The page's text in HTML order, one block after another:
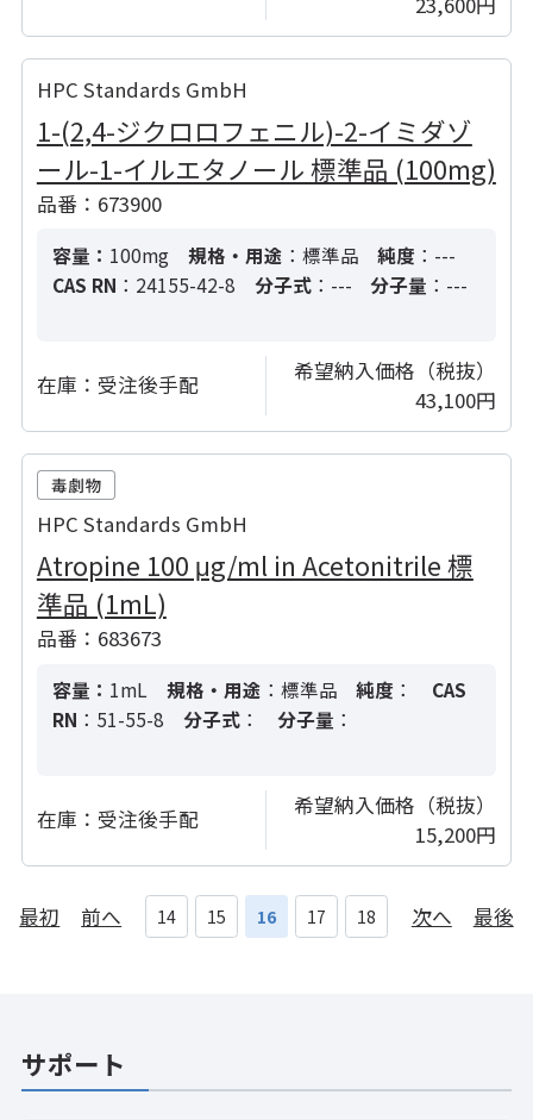
HPC Standards GmbH
1-(2,4-ジクロロフェニル)-2-イミダゾ
ール-1-イルエタノール 標準品 (100mg)
品番：673900
容量： 100mg 規格・用途 ：標準品 純度 ：---
CAS RN ：24155-42-8 分子式：--- 分子量 ：---
在庫： 受注後手配
希望納入価格（税抜）
43,100円
HPC Standards GmbH
Atropine 100 μg/ml in Acetonitrile 標
準品 (1mL)
品番：683673
容量： 1mL 規格・用途 ：標準品 純度 ：
CAS
RN ：51-55-8 分子式： 分子量 ：
在庫： 受注後手配
希望納入価格（税抜）
15,200円
最初 前へ 14 15 16 17 18 次へ 最後
サポート